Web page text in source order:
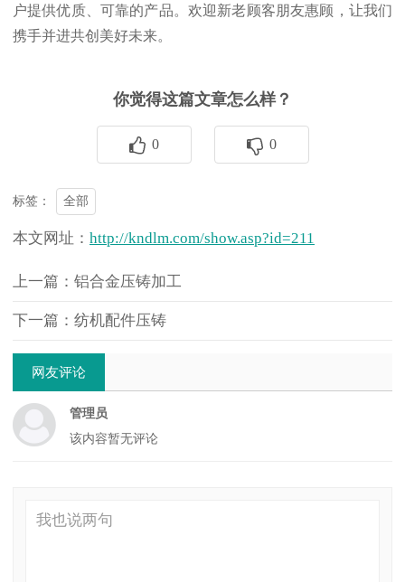
户提供优质、可靠的产品。欢迎新老顾客朋友惠顾，让我们
携手并进共创美好未来。
你觉得这篇文章怎么样？
0 0
标签： 全部
本文网址： http://kndlm.com/show.asp?id=211
上一篇：铝合金压铸加工
下一篇：纺机配件压铸
网友评论
管理员
该内容暂无评论